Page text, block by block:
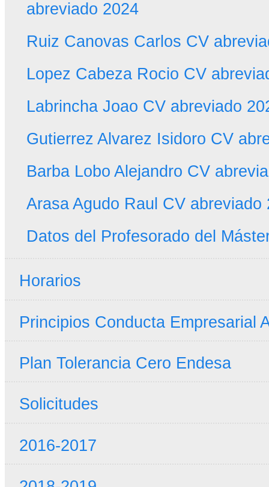
abreviado 2024
Ruiz Canovas Carlos CV
Lopez Cabeza Rocio CV
Labrincha Joao CV abreviado
Gutierrez Alvarez Isidoro CV
Barba Lobo Alejandro CV
Arasa Agudo Raul CV abreviado
Datos del Profesorado del
Horarios
Principios Conducta Empresarial
Plan Tolerancia Cero Endesa
Solicitudes
2016-2017